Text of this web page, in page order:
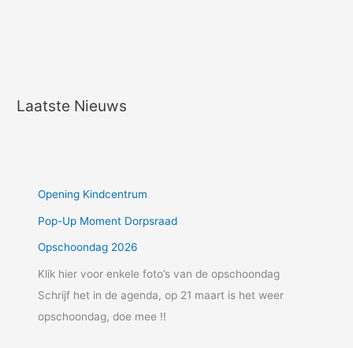
Laatste Nieuws
Opening Kindcentrum
Pop-Up Moment Dorpsraad
Opschoondag 2026
Klik hier voor enkele foto’s van de opschoondag
Schrijf het in de agenda, op 21 maart is het weer
opschoondag, doe mee !!